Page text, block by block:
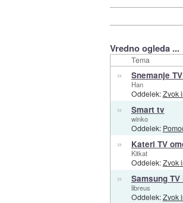
Vredno ogleda ...
Tema
» Snemanje
Han
Oddelek:Zvok
» Smart tv
winko
Oddelek:
» Kateri TV
Kitkat
Oddelek:Zvok
» Samsung
libreus
Oddelek:Zvok